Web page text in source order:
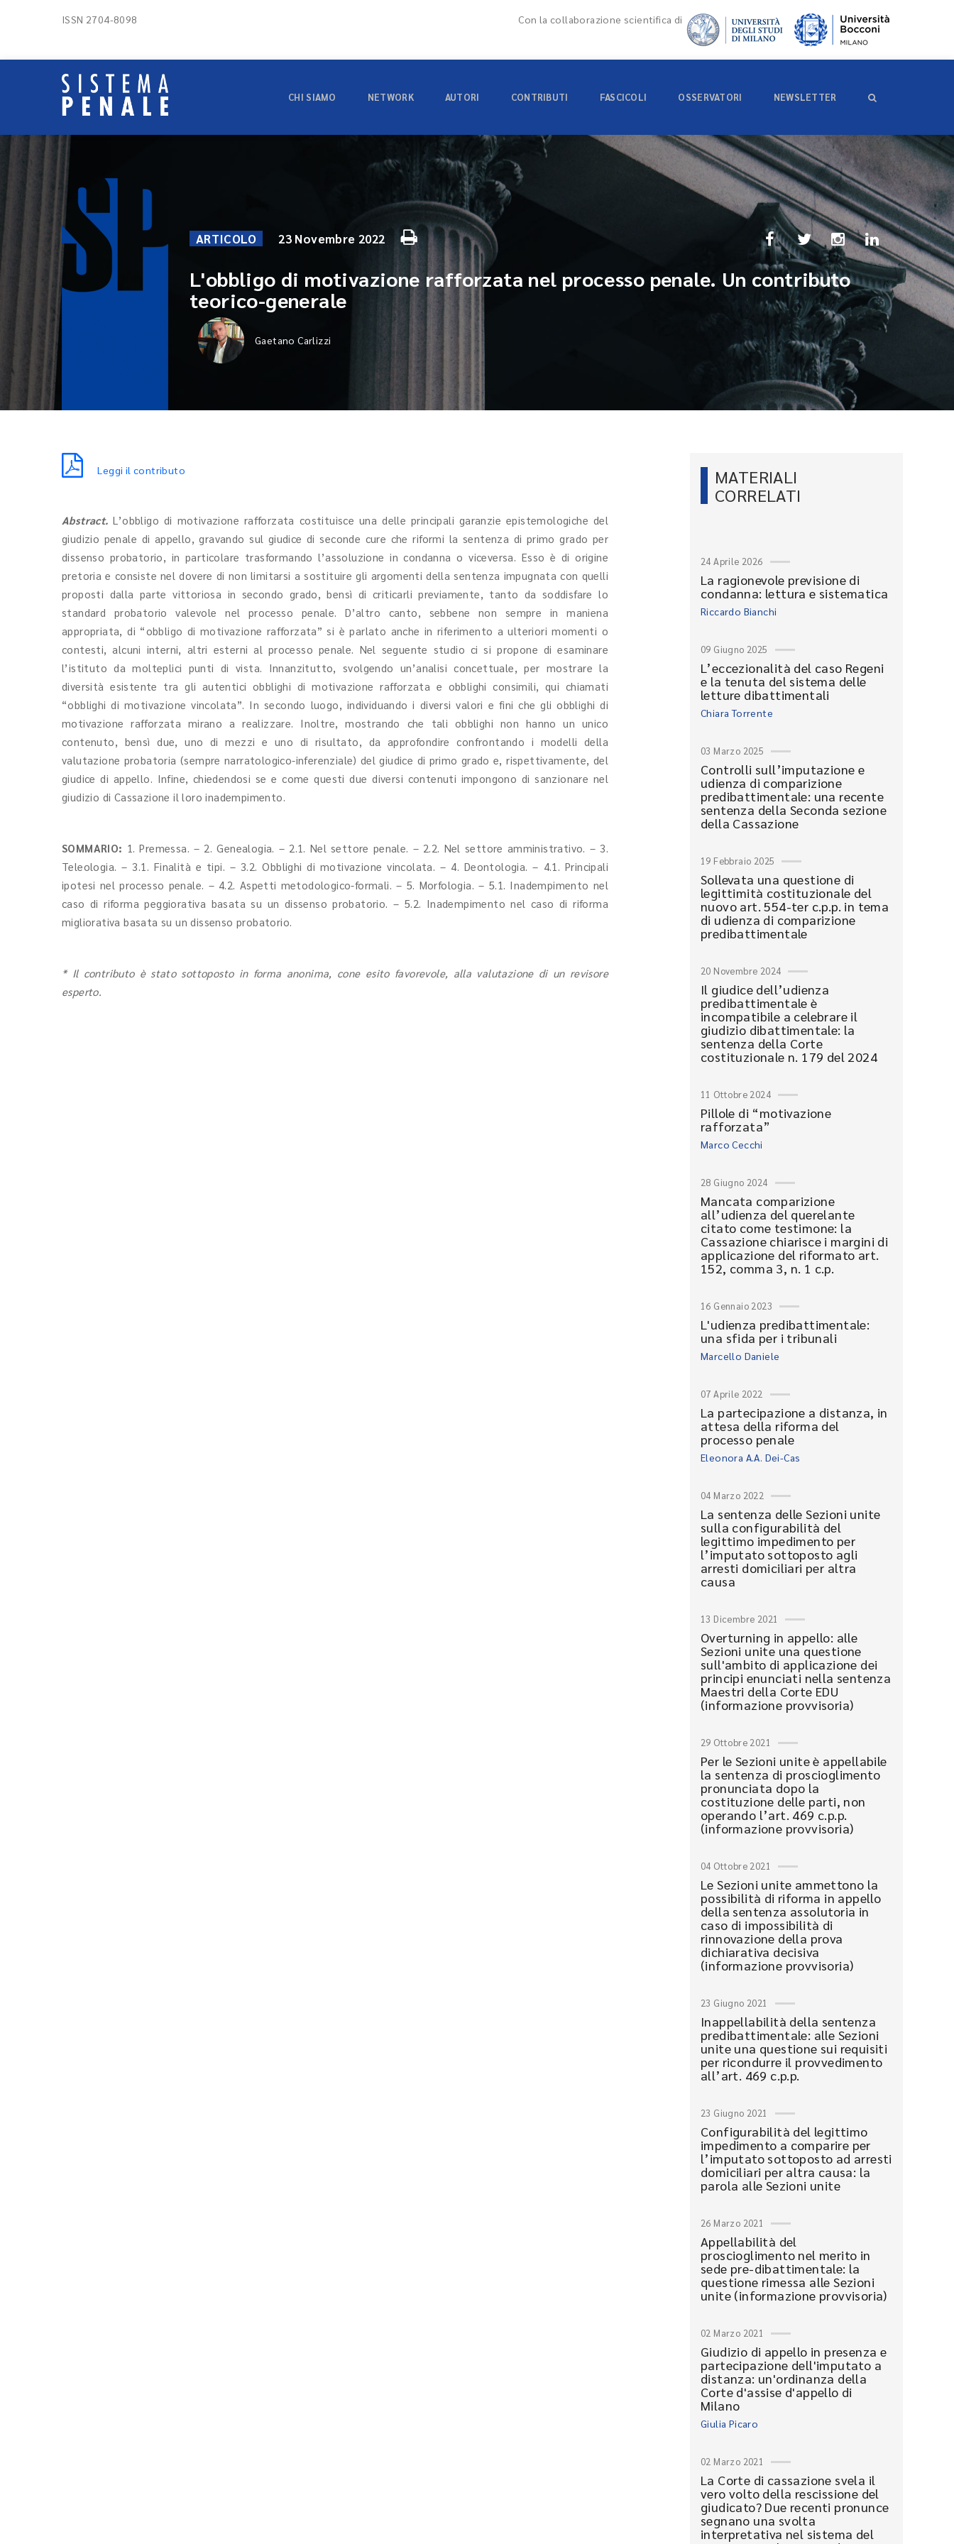
ISSN 2704-8098 Con la collaborazione scientifica di
CHI SIAMO NETWORK AUTORI CONTRIBUTI FASCICOLI OSSERVATORI NEWSLETTER
ARTICOLO 23 Novembre 2022
L'obbligo di motivazione rafforzata nel processo penale. Un contributo
teorico-generale
Gaetano Carlizzi
Leggi il contributo
Abstract. L’obbligo di motivazione rafforzata costituisce una delle principali garanzie epistemologiche del
giudizio penale di appello, gravando sul giudice di seconde cure che riformi la sentenza di primo grado per
dissenso probatorio, in particolare trasformando l’assoluzione in condanna o viceversa. Esso è di origine
pretoria e consiste nel dovere di non limitarsi a sostituire gli argomenti della sentenza impugnata con quelli
proposti dalla parte vittoriosa in secondo grado, bensì di criticarli previamente, tanto da soddisfare lo
standard probatorio valevole nel processo penale. D’altro canto, sebbene non sempre in maniena
appropriata, di “obbligo di motivazione rafforzata” si è parlato anche in riferimento a ulteriori momenti o
contesti, alcuni interni, altri esterni al processo penale. Nel seguente studio ci si propone di esaminare
l’istituto da molteplici punti di vista. Innanzitutto, svolgendo un’analisi concettuale, per mostrare la
diversità esistente tra gli autentici obblighi di motivazione rafforzata e obblighi consimili, qui chiamati
“obblighi di motivazione vincolata”. In secondo luogo, individuando i diversi valori e fini che gli obblighi di
motivazione rafforzata mirano a realizzare. Inoltre, mostrando che tali obblighi non hanno un unico
contenuto, bensì due, uno di mezzi e uno di risultato, da approfondire confrontando i modelli della
valutazione probatoria (sempre narratologico-inferenziale) del giudice di primo grado e, rispettivamente, del
giudice di appello. Infine, chiedendosi se e come questi due diversi contenuti impongono di sanzionare nel
giudizio di Cassazione il loro inadempimento.
SOMMARIO: 1. Premessa. – 2. Genealogia. – 2.1. Nel settore penale. – 2.2. Nel settore amministrativo. – 3.
Teleologia. – 3.1. Finalità e tipi. – 3.2. Obblighi di motivazione vincolata. – 4. Deontologia. – 4.1. Principali
ipotesi nel processo penale. – 4.2. Aspetti metodologico-formali. – 5. Morfologia. – 5.1. Inadempimento nel
caso di riforma peggiorativa basata su un dissenso probatorio. – 5.2. Inadempimento nel caso di riforma
migliorativa basata su un dissenso probatorio.
* Il contributo è stato sottoposto in forma anonima, cone esito favorevole, alla valutazione di un revisore
esperto.
MATERIALI
CORRELATI
24 Aprile 2026
La ragionevole previsione di
condanna: lettura e sistematica
Riccardo Bianchi
09 Giugno 2025
L’eccezionalità del caso Regeni
e la tenuta del sistema delle
letture dibattimentali
Chiara Torrente
03 Marzo 2025
Controlli sull’imputazione e
udienza di comparizione
predibattimentale: una recente
sentenza della Seconda sezione
della Cassazione
19 Febbraio 2025
Sollevata una questione di
legittimità costituzionale del
nuovo art. 554-ter c.p.p. in tema
di udienza di comparizione
predibattimentale
20 Novembre 2024
Il giudice dell’udienza
predibattimentale è
incompatibile a celebrare il
giudizio dibattimentale: la
sentenza della Corte
costituzionale n. 179 del 2024
11 Ottobre 2024
Pillole di “motivazione
rafforzata”
Marco Cecchi
28 Giugno 2024
Mancata comparizione
all’udienza del querelante
citato come testimone: la
Cassazione chiarisce i margini di
applicazione del riformato art.
152, comma 3, n. 1 c.p.
16 Gennaio 2023
L'udienza predibattimentale:
una sfida per i tribunali
Marcello Daniele
07 Aprile 2022
La partecipazione a distanza, in
attesa della riforma del
processo penale
Eleonora A.A. Dei-Cas
04 Marzo 2022
La sentenza delle Sezioni unite
sulla configurabilità del
legittimo impedimento per
l’imputato sottoposto agli
arresti domiciliari per altra
causa
13 Dicembre 2021
Overturning in appello: alle
Sezioni unite una questione
sull'ambito di applicazione dei
principi enunciati nella sentenza
Maestri della Corte EDU
(informazione provvisoria)
29 Ottobre 2021
Per le Sezioni unite è appellabile
la sentenza di proscioglimento
pronunciata dopo la
costituzione delle parti, non
operando l’art. 469 c.p.p.
(informazione provvisoria)
04 Ottobre 2021
Le Sezioni unite ammettono la
possibilità di riforma in appello
della sentenza assolutoria in
caso di impossibilità di
rinnovazione della prova
dichiarativa decisiva
(informazione provvisoria)
23 Giugno 2021
Inappellabilità della sentenza
predibattimentale: alle Sezioni
unite una questione sui requisiti
per ricondurre il provvedimento
all’art. 469 c.p.p.
23 Giugno 2021
Configurabilità del legittimo
impedimento a comparire per
l’imputato sottoposto ad arresti
domiciliari per altra causa: la
parola alle Sezioni unite
26 Marzo 2021
Appellabilità del
proscioglimento nel merito in
sede pre-dibattimentale: la
questione rimessa alle Sezioni
unite (informazione provvisoria)
02 Marzo 2021
Giudizio di appello in presenza e
partecipazione dell'imputato a
distanza: un'ordinanza della
Corte d'assise d'appello di
Milano
Giulia Picaro
02 Marzo 2021
La Corte di cassazione svela il
vero volto della rescissione del
giudicato? Due recenti pronunce
segnano una svolta
interpretativa nel sistema del